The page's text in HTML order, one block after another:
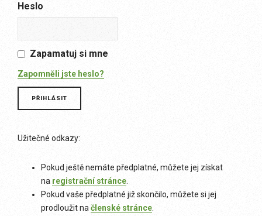
Heslo
Zapamatuj si mne
Zapomněli jste heslo?
Užitečné odkazy:
Pokud ještě nemáte předplatné, můžete jej získat
na registrační stránce
Pokud vaše předplatné již skončilo, můžete si jej
prodloužit na členské stránce